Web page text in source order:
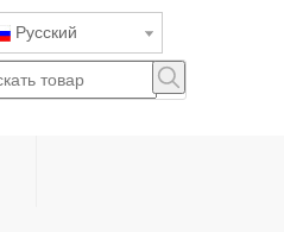
Pусский